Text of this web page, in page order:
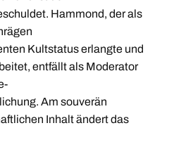
Hammond, der als
Kultstatus erlangte und
entfällt als Moderator
Am souverän
Inhalt ändert das